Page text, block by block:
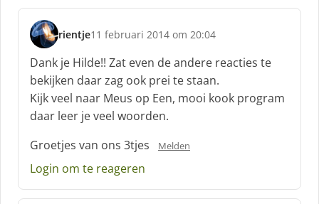
e
f
:
rientje
s
c
h
r
e
e
:
11 februari 2014 om 20:04
Dank je Hilde!! Zat even de andere reacties te
bekijken daar zag ook prei te staan.
Kijk veel naar Meus op Een, mooi kook program
daar leer je veel woorden.
Groetjes van ons 3tjes
Melden
Login om te reageren